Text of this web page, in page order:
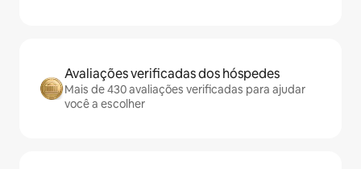
Avaliações verificadas dos hóspedes
Mais de 430 avaliações verificadas para ajudar
você a escolher